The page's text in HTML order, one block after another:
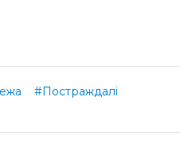
#Постраждалі